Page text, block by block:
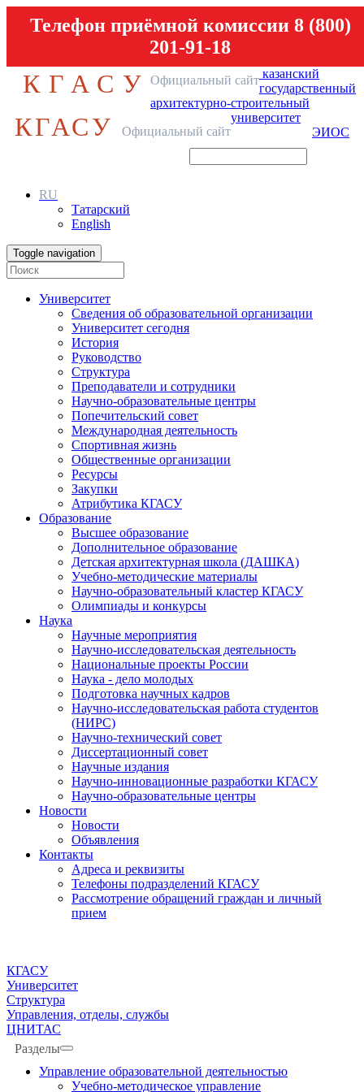
Телефон приёмной комиссии 8 (800)
201-91-18
КГАСУ Официальный сайт казанский
государственный
архитектурно-строительный
университет
КГАСУ Официальный сайт ЭИОС
RU
Татарский
English
Toggle navigation
Университет
Сведения об образовательной организации
Университет сегодня
История
Руководство
Структура
Преподаватели и сотрудники
Научно-образовательные центры
Попечительский совет
Международная деятельность
Спортивная жизнь
Общественные организации
Ресурсы
Закупки
Атрибутика КГАСУ
Образование
Высшее образование
Дополнительное образование
Детская архитектурная школа (ДАШКА)
Учебно-методические материалы
Научно-образовательный кластер КГАСУ
Олимпиады и конкурсы
Наука
Научные мероприятия
Научно-исследовательская деятельность
Национальные проекты России
Наука - дело молодых
Подготовка научных кадров
Научно-исследовательская работа студентов
(НИРС)
Научно-технический совет
Диссертационный совет
Научные издания
Научно-инновационные разработки КГАСУ
Научно-образовательные центры
Новости
Новости
Объявления
Контакты
Адреса и реквизиты
Телефоны подразделений КГАСУ
Рассмотрение обращений граждан и личный
прием
КГАСУ
Университет
Структура
Управления, отделы, службы
ЦНИТАС
Разделы
Управление образовательной деятельностью
Учебно-методическое управление